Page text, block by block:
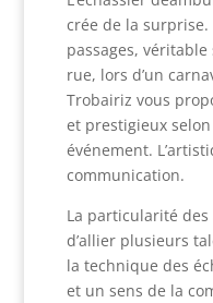
crée de la
passages,
rue, lors d’un
Trobairiz vous
et prestigieux
événement.
communication.
La particularité
d’allier plusieurs
la technique des
et un sens de la